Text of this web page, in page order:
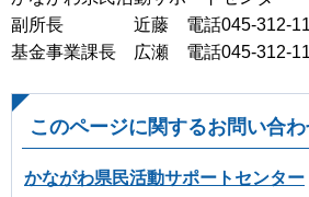
副所長 近藤 電話045-312-1121
基金事業課長 広瀬 電話045-312-
このページに関するお問い合
かながわ県民活動サポートセンター